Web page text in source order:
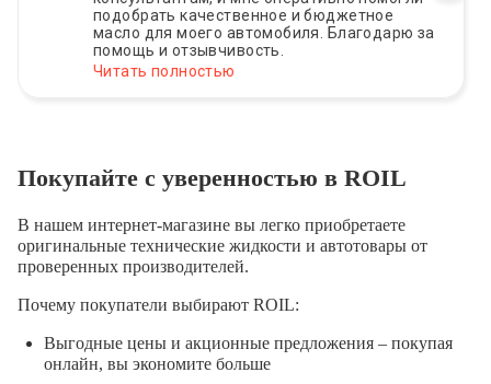
подобрать качественное и бюджетное
масло для моего автомобиля. Благодарю за
помощь и отзывчивость.
Читать полностью
Покупайте с уверенностью в ROIL
В нашем интернет-магазине вы легко приобретаете
оригинальные технические жидкости и автотовары от
проверенных производителей.
Почему покупатели выбирают ROIL:
Выгодные цены и акционные предложения – покупая
онлайн, вы экономите больше